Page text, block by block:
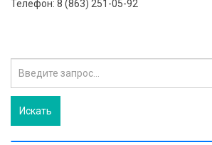
Телефон: 8 (863) 251-05-92